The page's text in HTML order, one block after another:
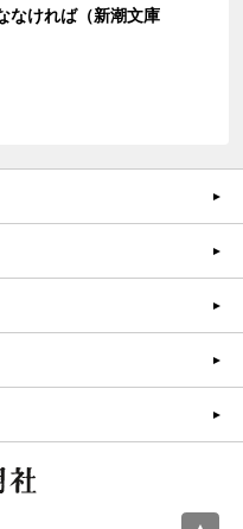
なければ（新潮文庫